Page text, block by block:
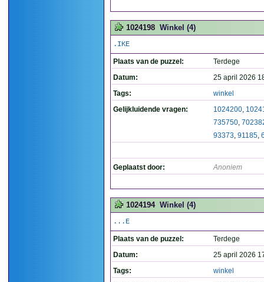
1024198 Winkel (4)
.IKE
Plaats van de puzzel:
Terdege
Datum:
25 april 2026
Tags:
winkel
Gelijkluidende vragen:
1024200,
735750,
93373, 91185,
Geplaatst door: Anoniem
1024194 Winkel (4)
...E
Plaats van de puzzel:
Terdege
Datum:
25 april 2026
Tags:
winkel